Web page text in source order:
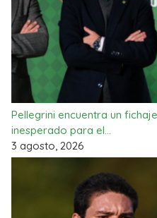
Pellegrini encuentra un fichaje
inesperado para el…
3 agosto, 2026